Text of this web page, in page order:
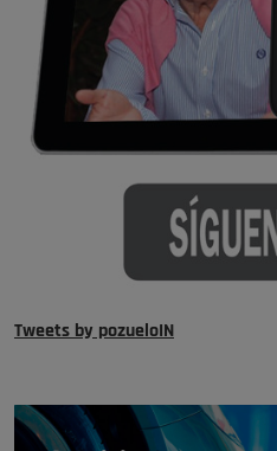
Tweets by pozueloIN